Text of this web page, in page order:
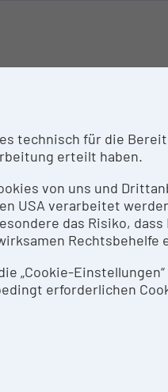
technisch für die
erteilt haben.
von uns und
USA verarbeitet
das Risiko,
Rechtsbehelfe
„Cookie-
erforderlichen